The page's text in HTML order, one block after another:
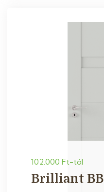
102.000 Ft-tól
Brilliant BB